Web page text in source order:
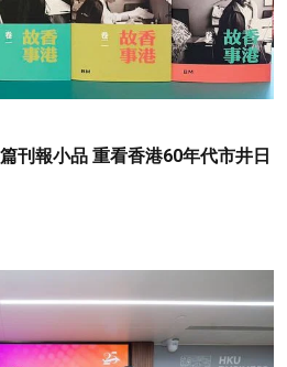
刊報小品 重看香港60年代市井日